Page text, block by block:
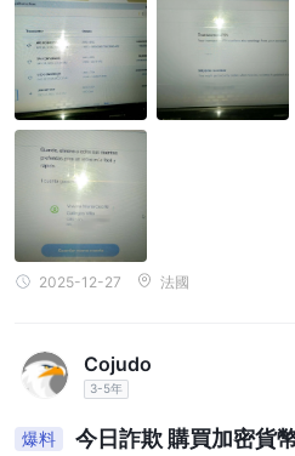
本評論的日期也可能是需要考慮的重
變化。
2025-12-27 法國
Cojudo
3-5年
爆料 今日詐欺 購買加密貨